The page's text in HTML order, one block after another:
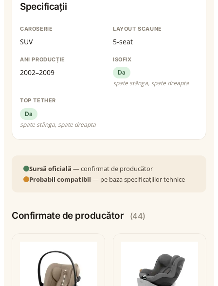
Specificații
CAROSERIE
SUV
LAYOUT SCAUNE
5-seat
ANI PRODUCȚIE
2002–2009
ISOFIX
Da
spate stânga, spate dreapta
TOP TETHER
Da
spate stânga, spate dreapta
Sursă oficială — confirmat de producător
Probabil compatibil — pe baza specificațiilor tehnice
Confirmate de producător (44)